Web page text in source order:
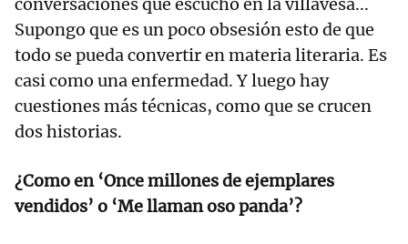
conversaciones que escucho en la villavesa...
Supongo que es un poco obsesión esto de que
todo se pueda convertir en materia literaria. Es
casi como una enfermedad. Y luego hay
cuestiones más técnicas, como que se crucen
dos historias.
¿Como en ‘Once millones de ejemplares
vendidos’ o ‘Me llaman oso panda’?